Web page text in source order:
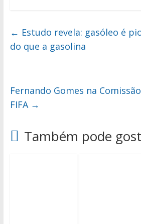
← Estudo revela: gasóleo é
do que a gasolina
Fernando Gomes na
FIFA →
Também pode